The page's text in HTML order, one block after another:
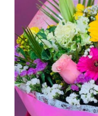
AÑADIR
DETALLES